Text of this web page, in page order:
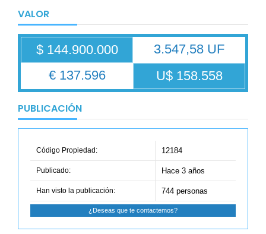
VALOR
$ 144.900.000
3.547,58 UF
€ 137.596
U$ 158.558
PUBLICACIÓN
Código Propiedad: 12184
Publicado: Hace 3 años
Han visto la publicación: 744 personas
¿Deseas que te contactemos?